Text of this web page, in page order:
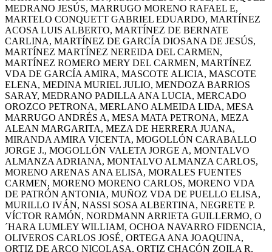
MEDRANO JESÚS, MARRUGO MORENO RAFAEL E,
MARTELO CONQUETT GABRIEL EDUARDO, MARTÍNEZ
ACOSA LUIS ALBERTO, MARTÍNEZ DE BERNATE
CARLINA, MARTÍNEZ DE GARCÍA DIOSANA DE JESÚS,
MARTÍNEZ MARTÍNEZ NEREIDA DEL CARMEN,
MARTÍNEZ ROMERO MERY DEL CARMEN, MARTÍNEZ
VDA DE GARCÍA AMIRA, MASCOTE ALICIA, MASCOTE
ELENA, MEDINA MURIEL JULIO, MENDOZA BARRIOS
SARAY, MEDRANO PADILLA ANA LUCIA, MERCADO
OROZCO PETRONA, MERLANO ALMEIDA LIDA, MESA
MARRUGO ANDRÉS A, MESA MATA PETRONA, MEZA
ALEAN MARGARITA, MEZA DE HERRERA JUANA,
MIRANDA AMIRA VICENTA, MOGOLLÓN CARABALLO
JORGE J., MOGOLLÓN VALETA JORGE A, MONTALVO
ALMANZA ADRIANA, MONTALVO ALMANZA CARLOS,
MORENO ARENAS ANA ELISA, MORALES FUENTES
CARMEN, MORENO MORENO CARLOS, MORENO VDA
DE PATRÓN ANTONIA, MUÑOZ VDA DE PUELLO ELISA,
MURILLO IVÁN, NASSI SOSA ALBERTINA, NEGRETE P.
VÍCTOR RAMÓN, NORDMANN ARRIETA GUILLERMO, O
´HARA LUMLEY WILLIAM, OCHOA NAVARRO FIDENCIA,
OLIVEROS CARLOS JOSÉ, ORTEGA ANA JOAQUINA,
ORTIZ DE ARCO NICOLASA, ORTIZ CHACÓN ZOILA R,